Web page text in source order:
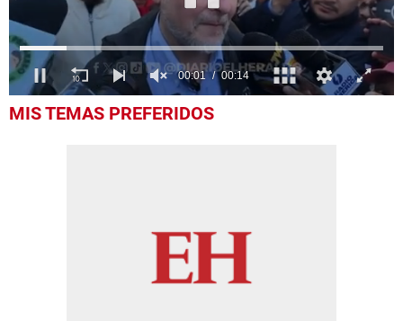
seconds
MIS TEMAS PREFERIDOS